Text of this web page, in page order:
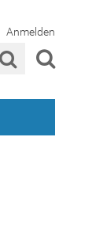
Anmelden